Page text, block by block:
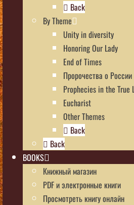
Back
By Theme
Unity in diversity
Honoring Our Lady
End of Times
Пророчества о России
Prophecies in the True
Eucharist
Other Themes
Back
Back
BOOKS
Книжный магазин
PDF и электронные книги
Просмотреть книгу онлайн